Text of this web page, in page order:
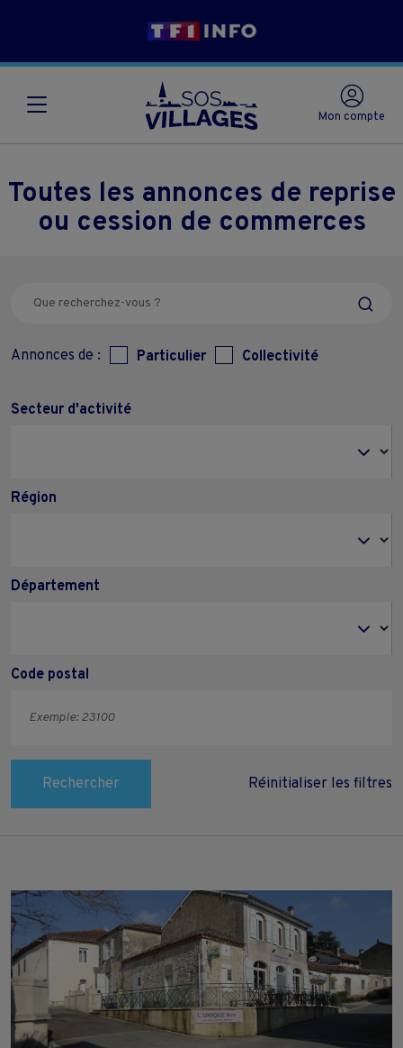
Mon compte
Toutes les annonces de reprise
ou cession de commerces
Annonces de : Particulier Collectivité
Secteur d'activité
Région
Département
Code postal
Rechercher Réinitialiser les filtres